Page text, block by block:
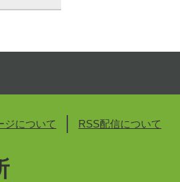
ジについて RSS配信について